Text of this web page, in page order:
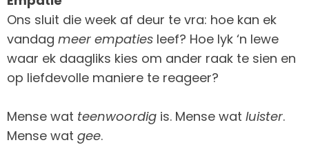
Ons sluit die week af deur te vra: hoe kan ek
vandag meer empaties leef? Hoe lyk ‘n lewe
waar ek daagliks kies om ander raak te sien en
op liefdevolle maniere te reageer?
Mense wat teenwoordig is. Mense wat luister.
Mense wat gee.